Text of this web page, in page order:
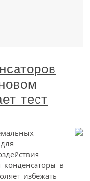
тест
в
избежать